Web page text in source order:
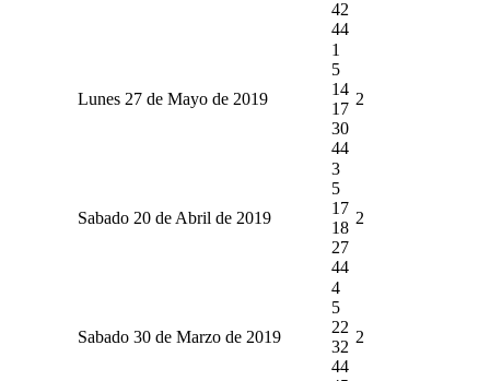
42
44
Lunes 27 de Mayo de 2019
1
5
14
17
30
44
2
Sabado 20 de Abril de 2019
3
5
17
18
27
44
2
Sabado 30 de Marzo de 2019
4
5
22
32
44
2